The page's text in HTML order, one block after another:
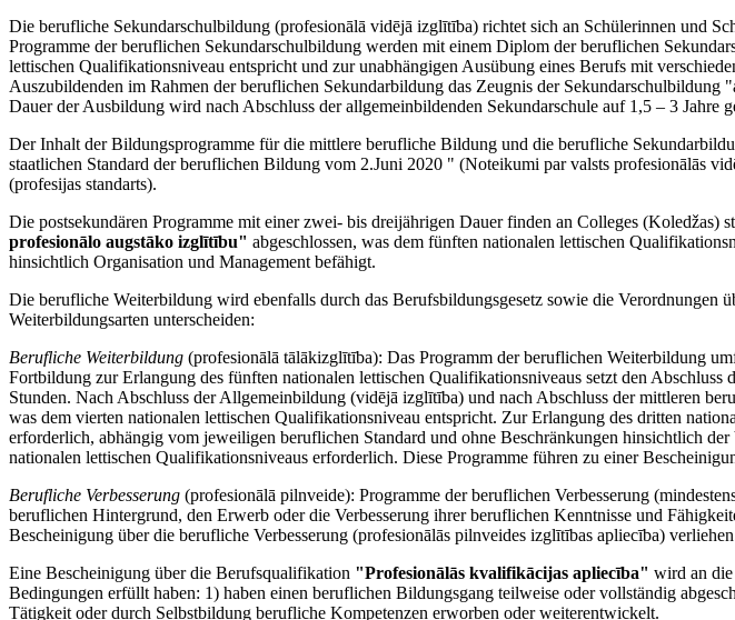
Die berufliche Sekundarschulbildung (profesionālā vidējā izglītība) richtet sich an Schülerinnen und
Programme der beruflichen Sekundarschulbildung werden mit einem Diplom der beruflichen
lettischen Qualifikationsniveau entspricht und zur unabhängigen Ausübung eines Berufs mit
Auszubildenden im Rahmen der beruflichen Sekundarbildung das Zeugnis der
Dauer der Ausbildung wird nach Abschluss der allgemeinbildenden Sekundarschule auf 1,5 – 3
Der Inhalt der Bildungsprogramme für die mittlere berufliche Bildung und die berufliche
staatlichen Standard der beruflichen Bildung vom 2.Juni 2020 " (Noteikumi par valsts profesionālās
(profesijas standarts).
Die postsekundären Programme mit einer zwei- bis dreijährigen Dauer finden an Colleges
profesionālo augstāko izglītību" abgeschlossen, was dem fünften nationalen lettischen
hinsichtlich Organisation und Management befähigt.
Die berufliche Weiterbildung wird ebenfalls durch das Berufsbildungsgesetz sowie die
Weiterbildungsarten unterscheiden:
Berufliche Weiterbildung (profesionālā tālākizglītība): Das Programm der beruflichen Weiterbildung
Fortbildung zur Erlangung des fünften nationalen lettischen Qualifikationsniveaus setzt den
Stunden. Nach Abschluss der Allgemeinbildung (vidējā izglītība) und nach Abschluss der mittleren
was dem vierten nationalen lettischen Qualifikationsniveau entspricht. Zur Erlangung des dritten
erforderlich, abhängig vom jeweiligen beruflichen Standard und ohne Beschränkungen hinsichtlich
nationalen lettischen Qualifikationsniveaus erforderlich. Diese Programme führen zu einer
Berufliche Verbesserung (profesionālā pilnveide): Programme der beruflichen Verbesserung
beruflichen Hintergrund, den Erwerb oder die Verbesserung ihrer beruflichen Kenntnisse und
Bescheinigung über die berufliche Verbesserung (profesionālās pilnveides izglītības apliecība)
Eine Bescheinigung über die Berufsqualifikation "Profesionālās kvalifikācijas apliecība" wird an die
Bedingungen erfüllt haben: 1) haben einen beruflichen Bildungsgang teilweise oder vollständig
Tätigkeit oder durch Selbstbildung berufliche Kompetenzen erworben oder weiterentwickelt.